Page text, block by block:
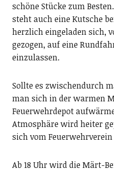
schöne Stücke zum
steht auch eine Kutsche
herzlich eingeladen sich,
gezogen, auf eine
einzulassen.
Sollte es zwischendurch
man sich in der warmen
Feuerwehrdepot
Atmosphäre wird heiter
sich vom
Ab 18 Uhr wird die Märt-